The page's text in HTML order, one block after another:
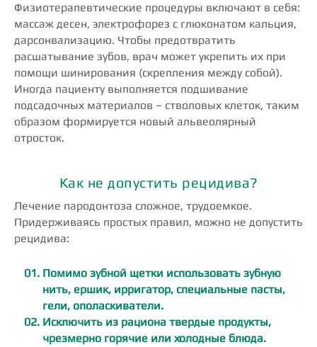
Физиотерапевтические процедуры включают в себя:
массаж десен, электрофорез с глюконатом кальция,
дарсонвализацию. Чтобы предотвратить
расшатывание зубов, врач может укрепить их при
помощи шинирования (скрепления между собой).
Иногда пациенту выполняется подшивание
подсадочных материалов – стволовых клеток, таким
образом формируется новый альвеолярный
отросток.
Как не допустить рецидива?
Лечение пародонтоза сложное, трудоемкое.
Придерживаясь простых правил, можно не допустить
рецидива:
Помимо зубной щетки использовать зубную
нить, ершик, ирригатор, специальные пасты,
гели, ополаскиватели.
Исключить из рациона твердые продукты,
чрезмерно горячие или холодные блюда.